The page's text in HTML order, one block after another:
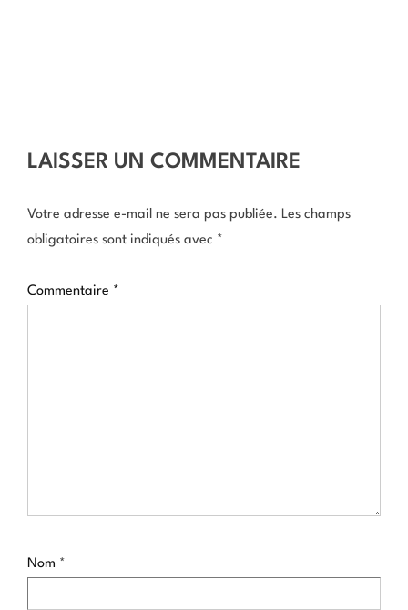
LAISSER UN COMMENTAIRE
Votre adresse e-mail ne sera pas publiée. Les champs
obligatoires sont indiqués avec *
Commentaire *
Nom *